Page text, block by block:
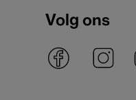
Volg ons